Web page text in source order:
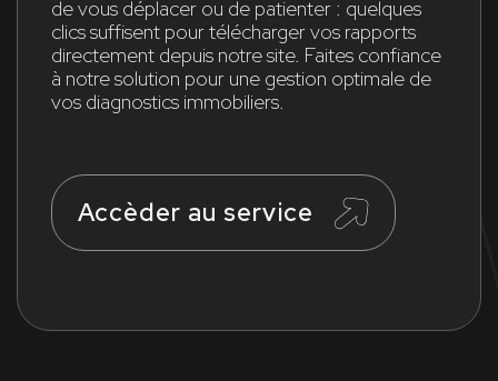
de vous déplacer ou de patienter : quelques
clics suffisent pour télécharger vos rapports
directement depuis notre site. Faites confiance
à notre solution pour une gestion optimale de
vos diagnostics immobiliers.
Accèder au service